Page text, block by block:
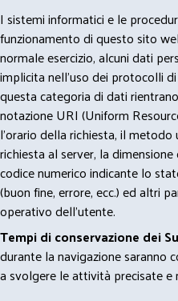
I sistemi informatici e le
funzionamento di questo sito
normale esercizio, alcuni dati
implicita nell'uso dei protocolli
questa categoria di dati
notazione URI (Uniform
l'orario della richiesta, il
richiesta al server, la
codice numerico indicante lo
(buon fine, errore, ecc.) ed altri
operativo dell'utente.
Tempi di conservazione dei
durante la navigazione saranno
a svolgere le attività precisate e